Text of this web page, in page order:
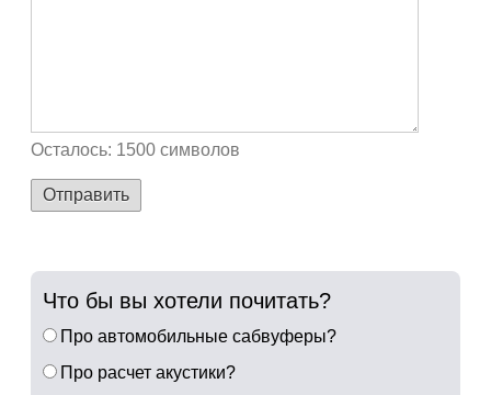
Осталось: 1500 символов
Отправить
Что бы вы хотели почитать?
Про автомобильные сабвуферы?
Про расчет акустики?